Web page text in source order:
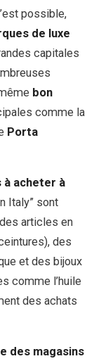
possible,
de luxe
capitales
bon
comme la
Porta
à acheter à
Italy” sont
articles en
des
et des bijoux
comme l’huile
des achats
des magasins